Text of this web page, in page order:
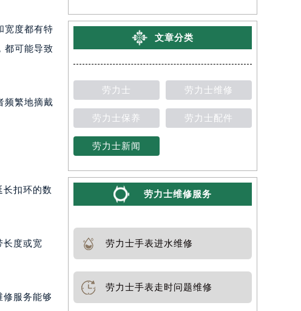
宽度都有特
都可能导致
频繁地摘戴
长扣环的数
长度或宽
服务能够
文章分类
劳力士 劳力士维修
劳力士保养 劳力士配件
劳力士新闻
劳力士维修服务
劳力士手表进水维修
劳力士手表走时问题维修